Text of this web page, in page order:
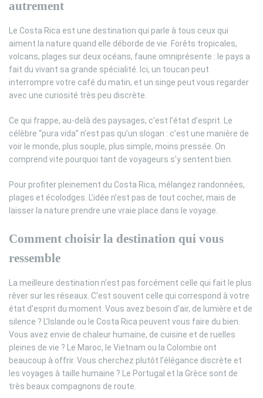
autrement
Le Costa Rica est une destination qui parle à tous ceux qui
aiment la nature quand elle déborde de vie. Forêts tropicales,
volcans, plages sur deux océans, faune omniprésente : le pays a
fait du vivant sa grande spécialité. Ici, un toucan peut
interrompre votre café du matin, et un singe peut vous regarder
avec une curiosité très peu discrète.
Ce qui frappe, au-delà des paysages, c’est l’état d’esprit. Le
célèbre “pura vida” n’est pas qu’un slogan : c’est une manière de
voir le monde, plus souple, plus simple, moins pressée. On
comprend vite pourquoi tant de voyageurs s’y sentent bien.
Pour profiter pleinement du Costa Rica, mélangez randonnées,
plages et écolodges. L’idée n’est pas de tout cocher, mais de
laisser la nature prendre une vraie place dans le voyage.
Comment choisir la destination qui vous
ressemble
La meilleure destination n’est pas forcément celle qui fait le plus
rêver sur les réseaux. C’est souvent celle qui correspond à votre
état d’esprit du moment. Vous avez besoin d’air, de lumière et de
silence ? L’Islande ou le Costa Rica peuvent vous faire du bien.
Vous avez envie de chaleur humaine, de cuisine et de ruelles
pleines de vie ? Le Maroc, le Vietnam ou la Colombie ont
beaucoup à offrir. Vous cherchez plutôt l’élégance discrète et
les voyages à taille humaine ? Le Portugal et la Grèce sont de
très beaux compagnons de route.